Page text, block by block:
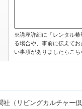
※講座詳細に「レンタル希
る場合や、事前に伝えて
い事項がありましたらこち
社（リビングカルチャー